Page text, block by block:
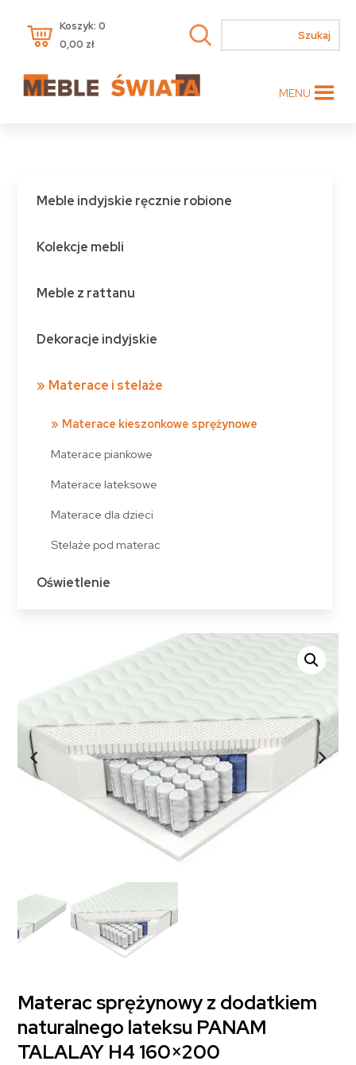
Koszyk: 0
0,00 zł
MENU
Meble indyjskie ręcznie robione
Kolekcje mebli
Meble z rattanu
Dekoracje indyjskie
Materace i stelaże
Materace kieszonkowe sprężynowe
Materace piankowe
Materace lateksowe
Materace dla dzieci
Stelaże pod materac
Oświetlenie
Materac sprężynowy z dodatkiem
naturalnego lateksu PANAM
TALALAY H4 160×200